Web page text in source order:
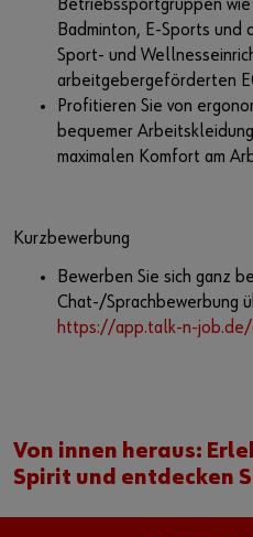
Betriebssportgruppen
Badminton, E-Sports
Sport- und
arbeitgebergeförderten
Profitieren Sie von
bequemer
maximalen Komfort am
Kurzbewerbung
Bewerben Sie sich ganz
Chat-/Sprachbewerbung
https://app.talk-n-
Von innen heraus:
Spirit und entdecken